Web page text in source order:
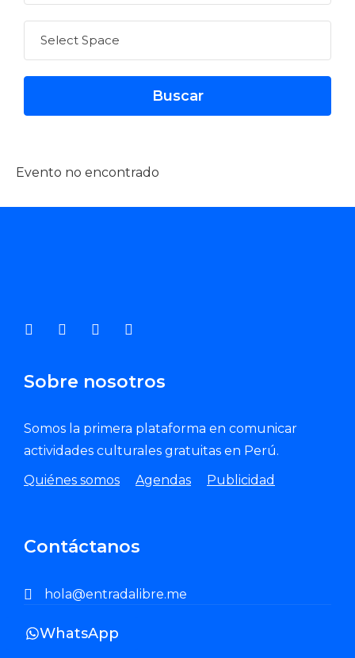
Evento no encontrado
Sobre nosotros
Somos la primera plataforma en comunicar
actividades culturales gratuitas en Perú.
Quiénes somos
Agendas Publicidad
Contáctanos
hola@entradalibre.me
WhatsApp